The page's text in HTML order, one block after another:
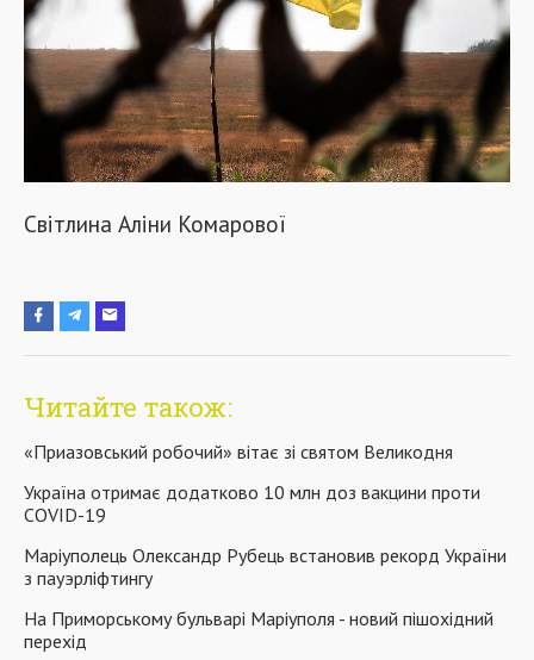
Світлина Аліни Комарової
Читайте також:
«Приазовський робочий» вітає зі святом Великодня
Україна отримає додатково 10 млн доз вакцини проти
COVID-19
Маріуполець Олександр Рубець встановив рекорд України
з пауэрліфтингу
На Приморському бульварі Маріуполя - новий пішохідний
перехід